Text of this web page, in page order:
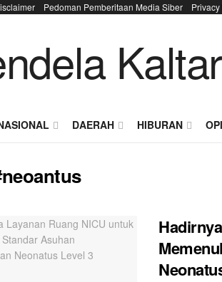
Pedoman Pemberitaan Media Siber
DAERAH HIBURAN